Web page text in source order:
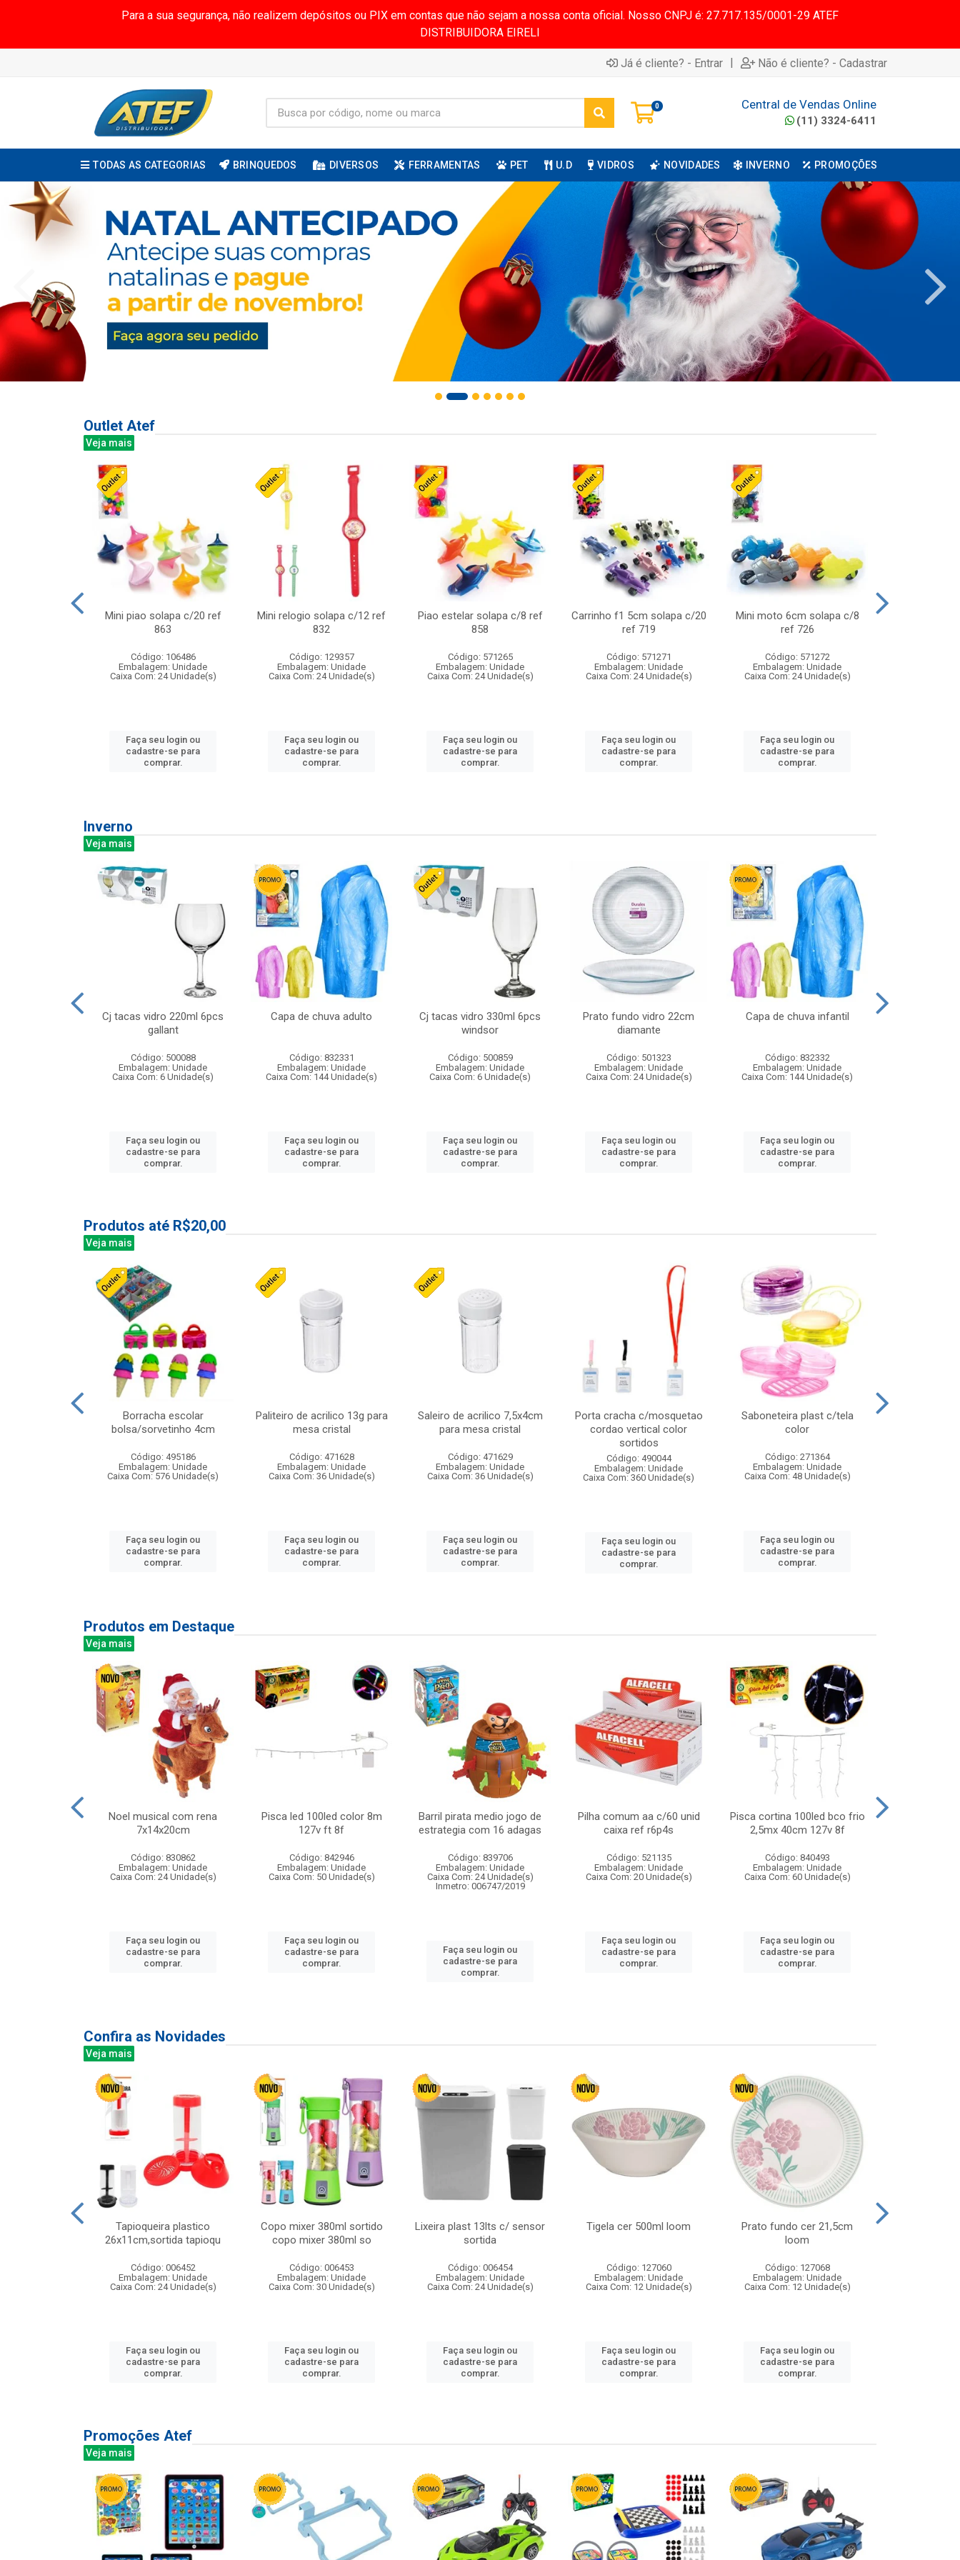
Para a sua segurança, não realizem depósitos ou PIX em contas que não sejam a nossa conta oficial. Nosso CNPJ é: 27.717.135/0001-29 ATEF
DISTRIBUIDORA EIRELI
Já é cliente? - Entrar | Não é cliente? - Cadastrar
0 Central de Vendas Online
(11) 3324-6411
TODAS AS CATEGORIAS BRINQUEDOS DIVERSOS FERRAMENTAS PET U.D VIDROS NOVIDADES INVERNO PROMOÇÕES
Outlet Atef
Veja mais
Mini piao solapa c/20 ref
863
Código: 106486
Embalagem: Unidade
Caixa Com: 24 Unidade(s)
Faça seu login ou
cadastre-se para
comprar.
Mini relogio solapa c/12 ref
832
Código: 129357
Embalagem: Unidade
Caixa Com: 24 Unidade(s)
Faça seu login ou
cadastre-se para
comprar.
Piao estelar solapa c/8 ref
858
Código: 571265
Embalagem: Unidade
Caixa Com: 24 Unidade(s)
Faça seu login ou
cadastre-se para
comprar.
Carrinho f1 5cm solapa c/20
ref 719
Código: 571271
Embalagem: Unidade
Caixa Com: 24 Unidade(s)
Faça seu login ou
cadastre-se para
comprar.
Mini moto 6cm solapa c/8
ref 726
Código: 571272
Embalagem: Unidade
Caixa Com: 24 Unidade(s)
Faça seu login ou
cadastre-se para
comprar.
Inverno
Veja mais
Cj tacas vidro 220ml 6pcs
gallant
Código: 500088
Embalagem: Unidade
Caixa Com: 6 Unidade(s)
Faça seu login ou
cadastre-se para
comprar.
Capa de chuva adulto
Código: 832331
Embalagem: Unidade
Caixa Com: 144 Unidade(s)
Faça seu login ou
cadastre-se para
comprar.
Cj tacas vidro 330ml 6pcs
windsor
Código: 500859
Embalagem: Unidade
Caixa Com: 6 Unidade(s)
Faça seu login ou
cadastre-se para
comprar.
Prato fundo vidro 22cm
diamante
Código: 501323
Embalagem: Unidade
Caixa Com: 24 Unidade(s)
Faça seu login ou
cadastre-se para
comprar.
Capa de chuva infantil
Código: 832332
Embalagem: Unidade
Caixa Com: 144 Unidade(s)
Faça seu login ou
cadastre-se para
comprar.
Produtos até R$20,00
Veja mais
Borracha escolar
bolsa/sorvetinho 4cm
Código: 495186
Embalagem: Unidade
Caixa Com: 576 Unidade(s)
Faça seu login ou
cadastre-se para
comprar.
Paliteiro de acrilico 13g para
mesa cristal
Código: 471628
Embalagem: Unidade
Caixa Com: 36 Unidade(s)
Faça seu login ou
cadastre-se para
comprar.
Saleiro de acrilico 7,5x4cm
para mesa cristal
Código: 471629
Embalagem: Unidade
Caixa Com: 36 Unidade(s)
Faça seu login ou
cadastre-se para
comprar.
Porta cracha c/mosquetao
cordao vertical color
sortidos
Código: 490044
Embalagem: Unidade
Caixa Com: 360 Unidade(s)
Faça seu login ou
cadastre-se para
comprar.
Saboneteira plast c/tela
color
Código: 271364
Embalagem: Unidade
Caixa Com: 48 Unidade(s)
Faça seu login ou
cadastre-se para
comprar.
Produtos em Destaque
Veja mais
Noel musical com rena
7x14x20cm
Código: 830862
Embalagem: Unidade
Caixa Com: 24 Unidade(s)
Faça seu login ou
cadastre-se para
comprar.
Pisca led 100led color 8m
127v ft 8f
Código: 842946
Embalagem: Unidade
Caixa Com: 50 Unidade(s)
Faça seu login ou
cadastre-se para
comprar.
Barril pirata medio jogo de
estrategia com 16 adagas
Código: 839706
Embalagem: Unidade
Caixa Com: 24 Unidade(s)
Inmetro: 006747/2019
Faça seu login ou
cadastre-se para
comprar.
Pilha comum aa c/60 unid
caixa ref r6p4s
Código: 521135
Embalagem: Unidade
Caixa Com: 20 Unidade(s)
Faça seu login ou
cadastre-se para
comprar.
Pisca cortina 100led bco frio
2,5mx 40cm 127v 8f
Código: 840493
Embalagem: Unidade
Caixa Com: 60 Unidade(s)
Faça seu login ou
cadastre-se para
comprar.
Confira as Novidades
Veja mais
Tapioqueira plastico
26x11cm,sortida tapioqu
Código: 006452
Embalagem: Unidade
Caixa Com: 24 Unidade(s)
Faça seu login ou
cadastre-se para
comprar.
Copo mixer 380ml sortido
copo mixer 380ml so
Código: 006453
Embalagem: Unidade
Caixa Com: 30 Unidade(s)
Faça seu login ou
cadastre-se para
comprar.
Lixeira plast 13lts c/ sensor
sortida
Código: 006454
Embalagem: Unidade
Caixa Com: 24 Unidade(s)
Faça seu login ou
cadastre-se para
comprar.
Tigela cer 500ml loom
Código: 127060
Embalagem: Unidade
Caixa Com: 12 Unidade(s)
Faça seu login ou
cadastre-se para
comprar.
Prato fundo cer 21,5cm
loom
Código: 127068
Embalagem: Unidade
Caixa Com: 12 Unidade(s)
Faça seu login ou
cadastre-se para
comprar.
Promoções Atef
Veja mais